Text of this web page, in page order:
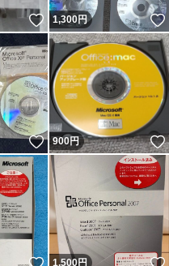
いいね！
1,300円
いいね！
900円
1,500円